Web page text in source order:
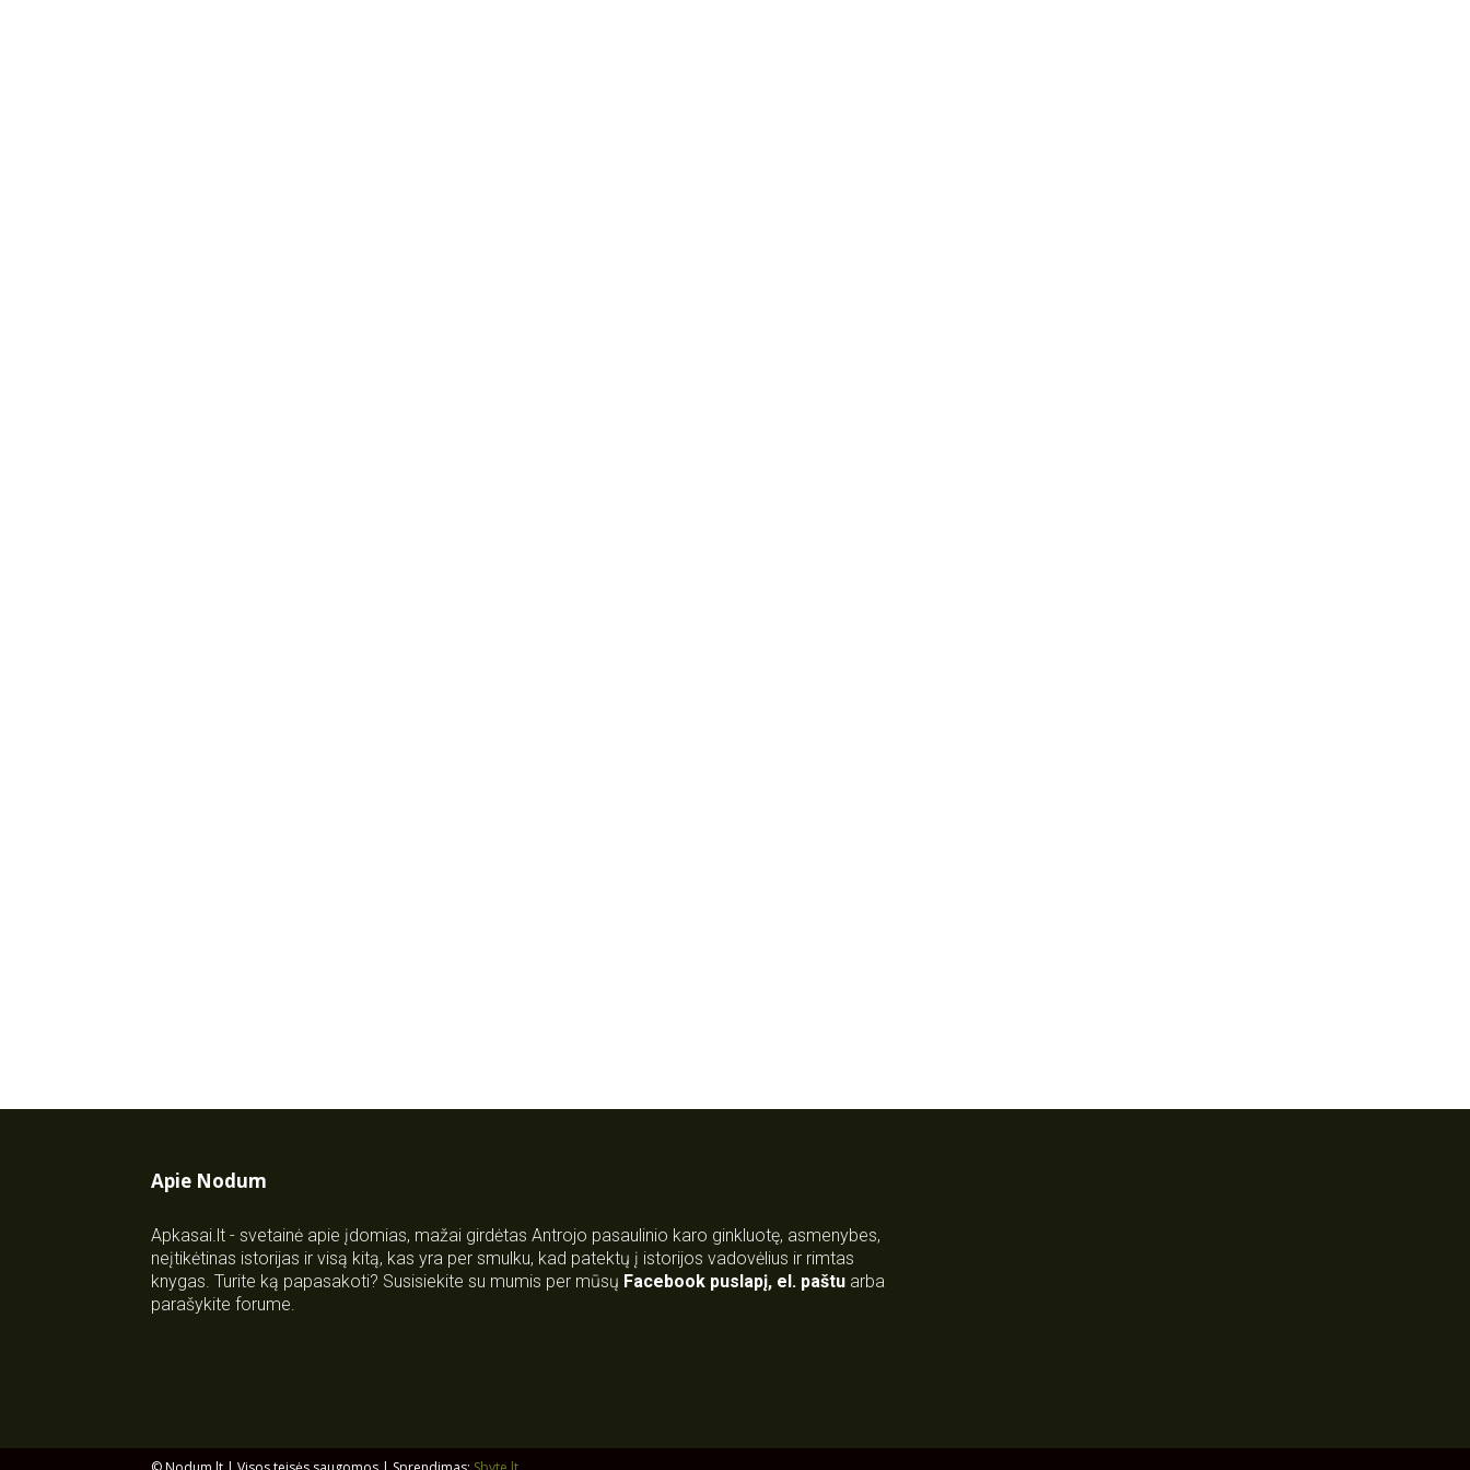
Apie Nodum
Apkasai.lt - svetainė apie įdomias, mažai girdėtas Antrojo pasaulinio karo ginkluotę, asmenybes,
neįtikėtinas istorijas ir visą kitą, kas yra per smulku, kad patektų į istorijos vadovėlius ir rimtas
knygas. Turite ką papasakoti? Susisiekite su mumis per mūsų Facebook puslapį, el. paštu arba
parašykite forume.